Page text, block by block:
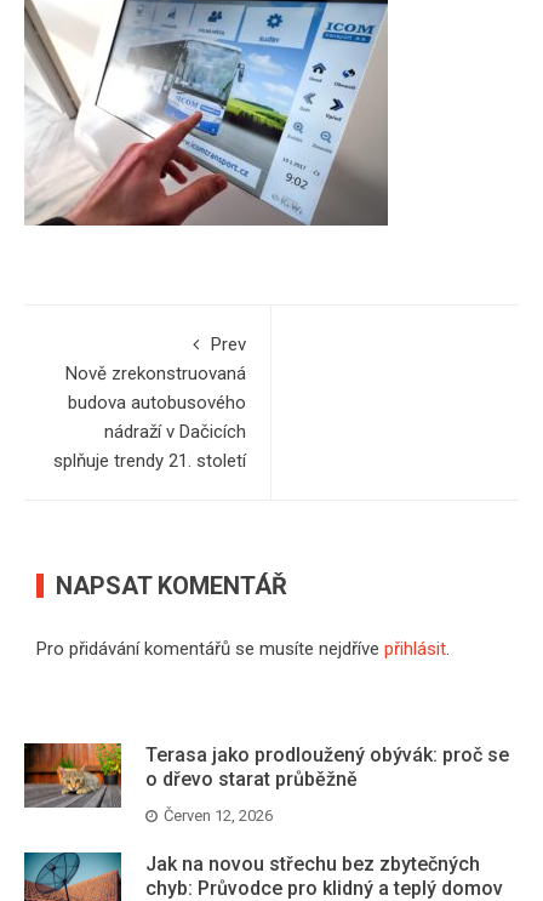
Prev
Nově zrekonstruovaná
budova autobusového
nádraží v Dačicích
splňuje trendy 21. století
NAPSAT KOMENTÁŘ
Pro přidávání komentářů se musíte nejdříve přihlásit.
Terasa jako prodloužený obývák: proč se
o dřevo starat průběžně
Červen 12, 2026
Jak na novou střechu bez zbytečných
chyb: Průvodce pro klidný a teplý domov